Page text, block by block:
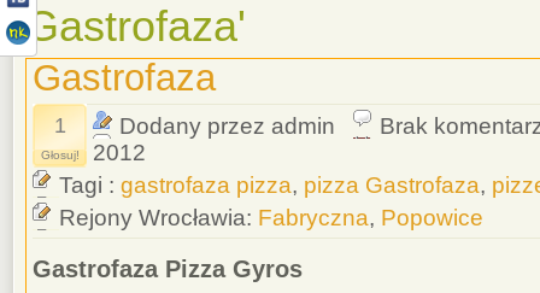
Gastrofaza'
Gastrofaza
1
Głosuj!
Dodany przez admin
Brak
2012
Tagi : gastrofaza pizza, pizza Gastrofaza,
Rejony Wrocławia: Fabryczna, Popowice
Gastrofaza Pizza Gyros